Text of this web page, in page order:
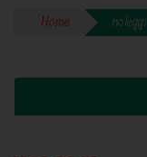
Home noleggi